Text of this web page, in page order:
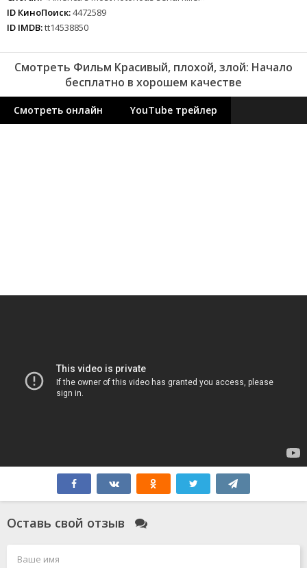
ID КиноПоиск:4472589
ID IMDB:tt14538850
Смотреть Фильм Красивый, плохой, злой: Начало
бесплатно в хорошем качестве
Смотреть онлайн YouTube трейлер
Оставь свой отзыв